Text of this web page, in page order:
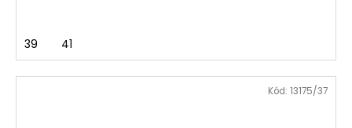
39 41
Kód: 13175/37